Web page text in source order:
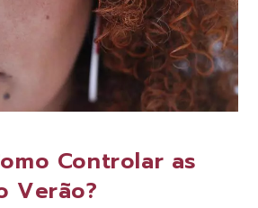
Controlar as
Verão?